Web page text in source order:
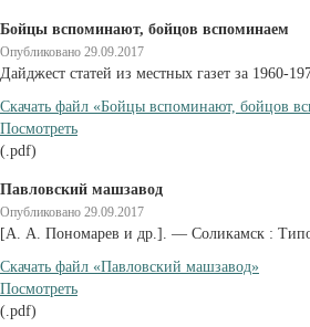
Бойцы вспоминают, бойцов вспоминаем
Опубликовано 29.09.2017
Дайджест статей из местных газет за 1960-
Cкачать файл «Бойцы вспоминают, бойцов
Посмотреть
(.pdf)
Павловский машзавод
Опубликовано 29.09.2017
[А. А. Пономарев и др.]. — Соликамск :
Cкачать файл «Павловский машзавод»
Посмотреть
(.pdf)